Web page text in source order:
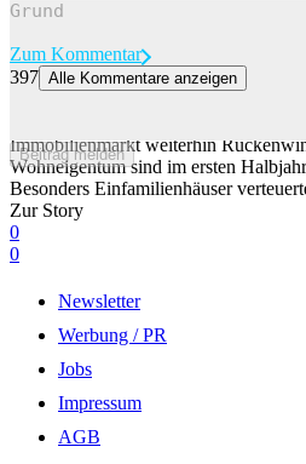
Beitrag melden
Zum Kommentar
397 Alle Kommentare anzeigen
Immobilienmarkt weiterhin
Wohneigentum sind im ersten
Besonders Einfamilienhäuser
Zur Story
0
0
Newsletter
Werbung / PR
Jobs
Impressum
AGB